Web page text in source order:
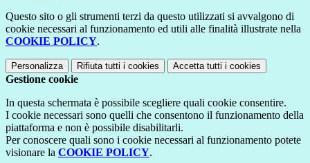
Questo sito o gli strumenti terzi da questo utilizzati si avvalgono di
cookie necessari al funzionamento ed utili alle finalità illustrate nella
COOKIE POLICY.
Personalizza Rifiuta tutti i cookies Accetta tutti i cookies
Gestione cookie
In questa schermata è possibile scegliere quali cookie consentire.
I cookie necessari sono quelli che consentono il funzionamento della
piattaforma e non è possibile disabilitarli.
Per conoscere quali sono i cookie necessari al funzionamento potete
visionare la COOKIE POLICY.